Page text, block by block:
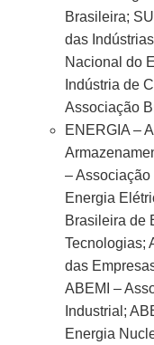
Brasileira;
das
Nacional do
Indústria de
Associação
ENERGIA –
–
Energia
Brasileira de
Tecnologias;
das
ABEMI –
Industrial;
Energia